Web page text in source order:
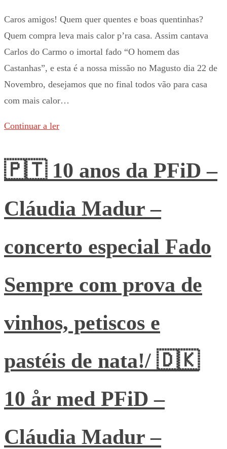
Caros amigos! Quem quer quentes e boas quentinhas?
Quem compra leva mais calor p’ra casa. Assim cantava
Carlos do Carmo o imortal fado “O homem das
Castanhas”, e esta é a nossa missão no Magusto dia 22 de
Novembro, desejamos que no final todos vão para casa
com mais calor…
Continuar a ler
🇵🇹 10 anos da PFiD –
Cláudia Madur –
concerto especial Fado
Sempre com prova de
vinhos, petiscos e
pastéis de nata!/ 🇩🇰
10 år med PFiD –
Cláudia Madur –